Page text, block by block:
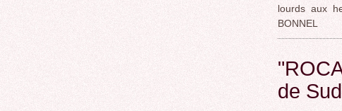
lourds aux
BONNEL
de